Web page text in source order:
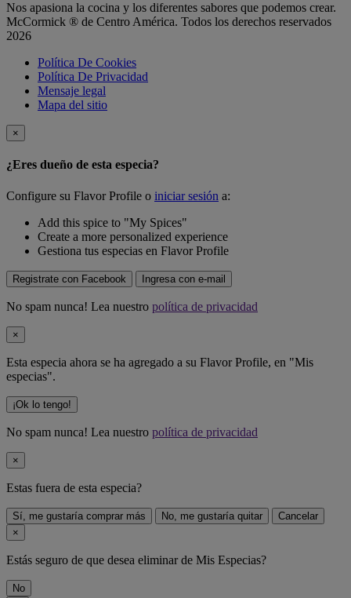
Nos apasiona la cocina y los diferentes sabores que podemos crear.
McCormick ® de Centro América. Todos los derechos reservados
2026
Política De Cookies
Política De Privacidad
Mensaje legal
Mapa del sitio
×
¿Eres dueño de esta especia?
Configure su Flavor Profile o iniciar sesión a:
Add this spice to "My Spices"
Create a more personalized experience
Gestiona tus especias en Flavor Profile
Registrate con Facebook Ingresa con e-mail
No spam nunca! Lea nuestro política de privacidad
×
Esta especia ahora se ha agregado a su Flavor Profile, en "Mis
especias".
¡Ok lo tengo!
No spam nunca! Lea nuestro política de privacidad
×
Estas fuera de esta especia?
Sí, me gustaría comprar más No, me gustaría quitar
Cancelar
×
Estás seguro de que desea eliminarde Mis Especias?
No